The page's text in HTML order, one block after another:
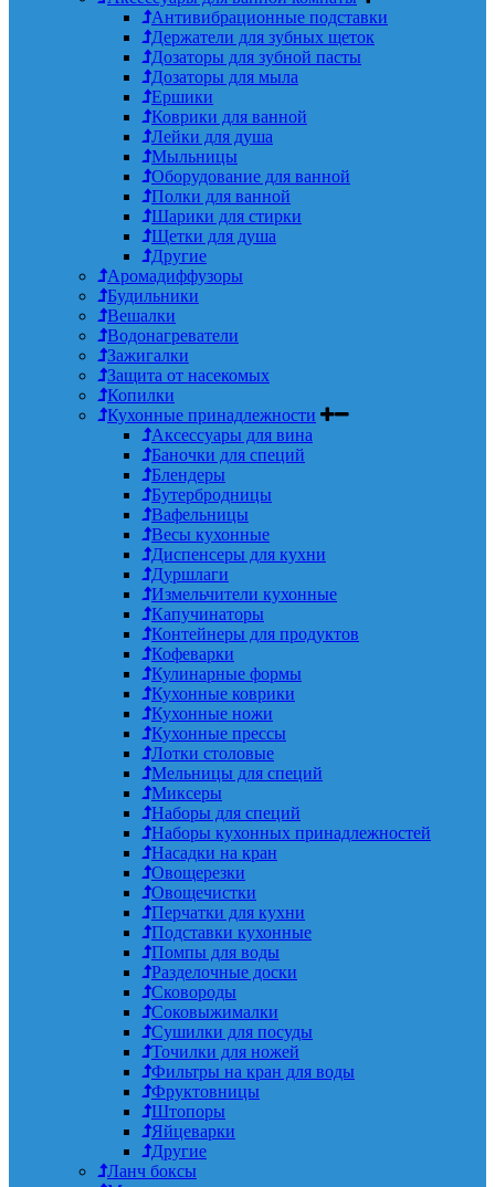
Антивибрационные подставки
Держатели для зубных щеток
Дозаторы для зубной пасты
Дозаторы для мыла
Ершики
Коврики для ванной
Лейки для душа
Мыльницы
Оборудование для ванной
Полки для ванной
Шарики для стирки
Щетки для душа
Другие
Аромадиффузоры
Будильники
Вешалки
Водонагреватели
Зажигалки
Защита от насекомых
Копилки
Кухонные принадлежности
Аксессуары для вина
Баночки для специй
Блендеры
Бутербродницы
Вафельницы
Весы кухонные
Диспенсеры для кухни
Дуршлаги
Измельчители кухонные
Капучинаторы
Контейнеры для продуктов
Кофеварки
Кулинарные формы
Кухонные коврики
Кухонные ножи
Кухонные прессы
Лотки столовые
Мельницы для специй
Миксеры
Наборы для специй
Наборы кухонных принадлежностей
Насадки на кран
Овощерезки
Овощечистки
Перчатки для кухни
Подставки кухонные
Помпы для воды
Разделочные доски
Сковороды
Соковыжималки
Сушилки для посуды
Точилки для ножей
Фильтры на кран для воды
Фруктовницы
Штопоры
Яйцеварки
Другие
Ланч боксы